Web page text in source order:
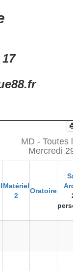
Matériel
2
Oratoire
MD - Toutes
Mercredi